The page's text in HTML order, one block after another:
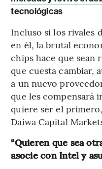
tecnológicas
Incluso si los rivales
en él, la brutal
chips hace que sean
que cuesta cambiar,
a un nuevo
que les compensará
quiere ser el
Daiwa Capital
“Quieren que sea
asocie con Intel y